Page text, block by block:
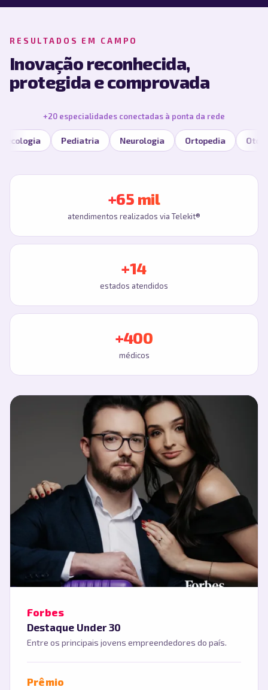
RESULTADOS EM CAMPO
Inovação reconhecida,
protegida e comprovada
+20 especialidades conectadas à ponta da rede
Neurologia Ortopedia Otorrinolaringologia
+65 mil
atendimentos realizados via Telekit®
+14
estados atendidos
+400
médicos
Forbes
Destaque Under 30
Entre os principais jovens empreendedores do país.
Prêmio